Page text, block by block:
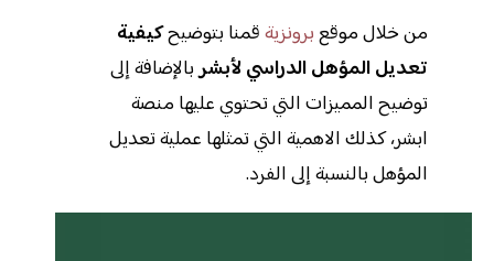
من خلال موقعبرونزيةقمنا بتوضيحكيفية
تعديل المؤهل الدراسي لأبشربالإضافة إلى
توضيح المميزات التي تحتوي عليها منصة
ابشر، كذلك الاهمية التي تمثلها عملية تعديل
المؤهل بالنسبة إلى الفرد.